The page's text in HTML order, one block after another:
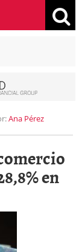
Ana Pérez
en